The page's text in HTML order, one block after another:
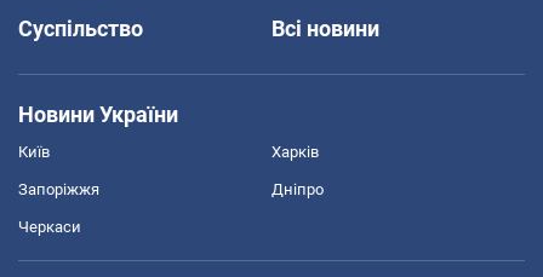
Суспільство
Всі новини
Новини України
Київ Харків
Запоріжжя Дніпро
Черкаси